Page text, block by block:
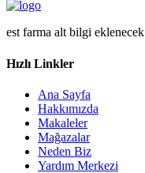
est farma alt bilgi eklenecek
Hızlı Linkler
Ana Sayfa
Hakkımızda
Makaleler
Mağazalar
Neden Biz
Yardım Merkezi